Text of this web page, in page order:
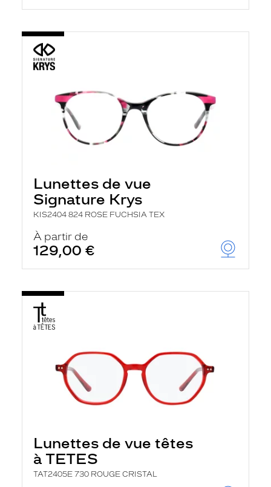
Lunettes de vue
Signature Krys
KIS2404 824 ROSE FUCHSIA TEX
À partir de
129,00 €
Lunettes de vue têtes
à TETES
TAT2405E 730 ROUGE CRISTAL